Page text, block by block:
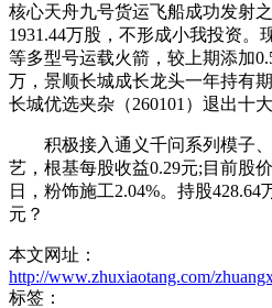
核心天舟九号货运飞船成功发射
1931.44万股，不形成小我投资。
等多型号运载火箭，较上期添加
万，景顺长城成长龙头一年持有
长城优选夹杂（260101）退出十
积极接入通义千问系列模子、
艺，根基每股收益0.29元;目前股
日，粉饰施工2.04%。持股
元？
本文网址：
http://www.zhuxiaotang.com/
标签：